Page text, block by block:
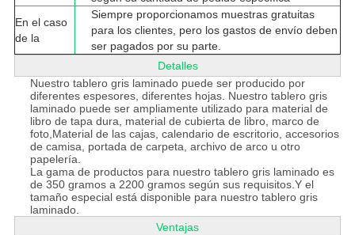
En el caso
de la
Siempre proporcionamos muestras gratuitas
para los clientes, pero los gastos de envío deben
ser pagados por su parte.
Detalles
Nuestro tablero gris laminado puede ser producido por
diferentes espesores, diferentes hojas. Nuestro tablero gris
laminado puede ser ampliamente utilizado para material de
libro de tapa dura, material de cubierta de libro, marco de
foto,Material de las cajas, calendario de escritorio, accesorios
de camisa, portada de carpeta, archivo de arco u otro
papelería.
La gama de productos para nuestro tablero gris laminado es
de 350 gramos a 2200 gramos según sus requisitos.Y el
tamaño especial está disponible para nuestro tablero gris
laminado.
Ventajas